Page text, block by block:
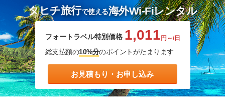
タヒチ旅行で使える海外Wi-Fiレンタル
フォートラベル特別価格 1,011円～/日
総支払額の10%分のポイントがたまります
お見積もり・お申し込み